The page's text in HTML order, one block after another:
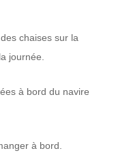
chaises sur la
journée.
à bord du navire
à bord.